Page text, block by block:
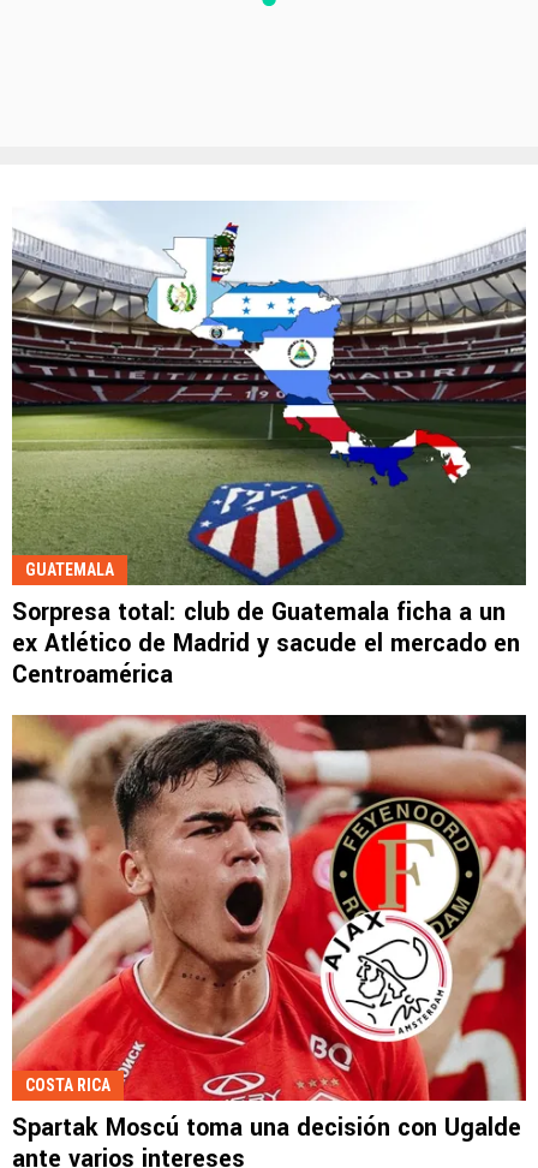
GUATEMALA
Sorpresa total: club de Guatemala ficha a un
ex Atlético de Madrid y sacude el mercado en
Centroamérica
COSTA RICA
Spartak Moscú toma una decisión con Ugalde
ante varios intereses